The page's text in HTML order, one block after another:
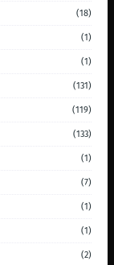
(18)
(1)
(1)
(131)
(119)
(133)
(1)
(7)
(1)
(1)
(2)